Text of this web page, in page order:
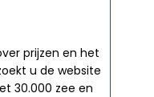
prijzen en het
u de website
30.000 zee en